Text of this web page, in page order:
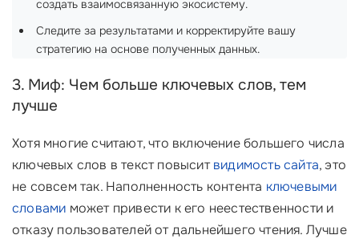
создать взаимосвязанную экосистему.
Следите за результатами и корректируйте вашу
стратегию на основе полученных данных.
3. Миф: Чем больше ключевых слов, тем
лучше
Хотя многие считают, что включение большего числа
ключевых слов в текст повыситвидимость сайта, это
не совсем так. Наполненность контента ключевыми
словами может привести к его неестественности и
отказу пользователей от дальнейшего чтения. Лучше